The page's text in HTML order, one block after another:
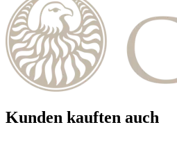
Kunden kauften auch